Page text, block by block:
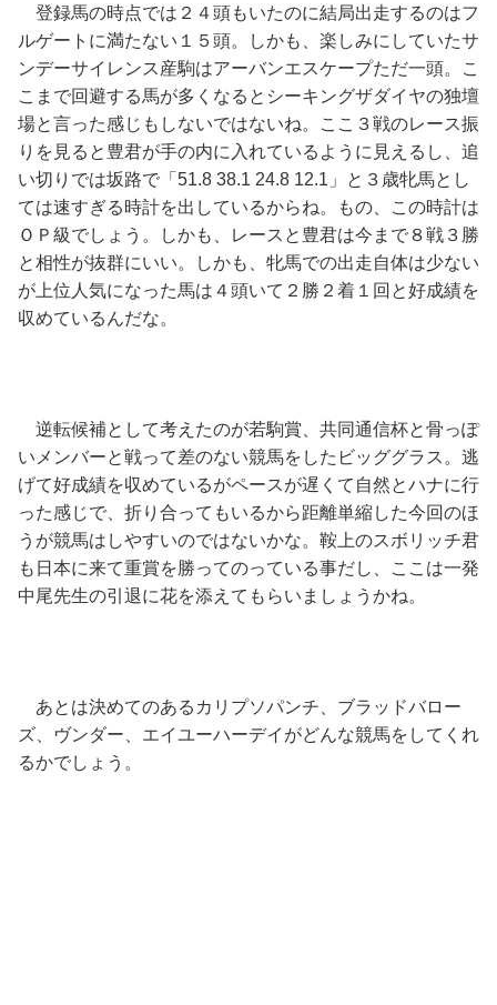
登録馬の時点では２４頭もいたのに結局出走するのはフ
ルゲートに満たない１５頭。しかも、楽しみにしていたサ
ンデーサイレンス産駒はアーバンエスケープただ一頭。こ
こまで回避する馬が多くなるとシーキングザダイヤの独壇
場と言った感じもしないではないね。ここ３戦のレース振
りを見ると豊君が手の内に入れているように見えるし、追
い切りでは坂路で「51.8 38.1 24.8 12.1」と３歳牝馬とし
ては速すぎる時計を出しているからね。もの、この時計は
ＯＰ級でしょう。しかも、レースと豊君は今まで８戦３勝
と相性が抜群にいい。しかも、牝馬での出走自体は少ない
が上位人気になった馬は４頭いて２勝２着１回と好成績を
収めているんだな。
逆転候補として考えたのが若駒賞、共同通信杯と骨っぽ
いメンバーと戦って差のない競馬をしたビッググラス。逃
げて好成績を収めているがペースが遅くて自然とハナに行
った感じで、折り合ってもいるから距離単縮した今回のほ
うが競馬はしやすいのではないかな。鞍上のスボリッチ君
も日本に来て重賞を勝ってのっている事だし、ここは一発
中尾先生の引退に花を添えてもらいましょうかね。
あとは決めてのあるカリプソパンチ、ブラッドバロー
ズ、ヴンダー、エイユーハーデイがどんな競馬をしてくれ
るかでしょう。